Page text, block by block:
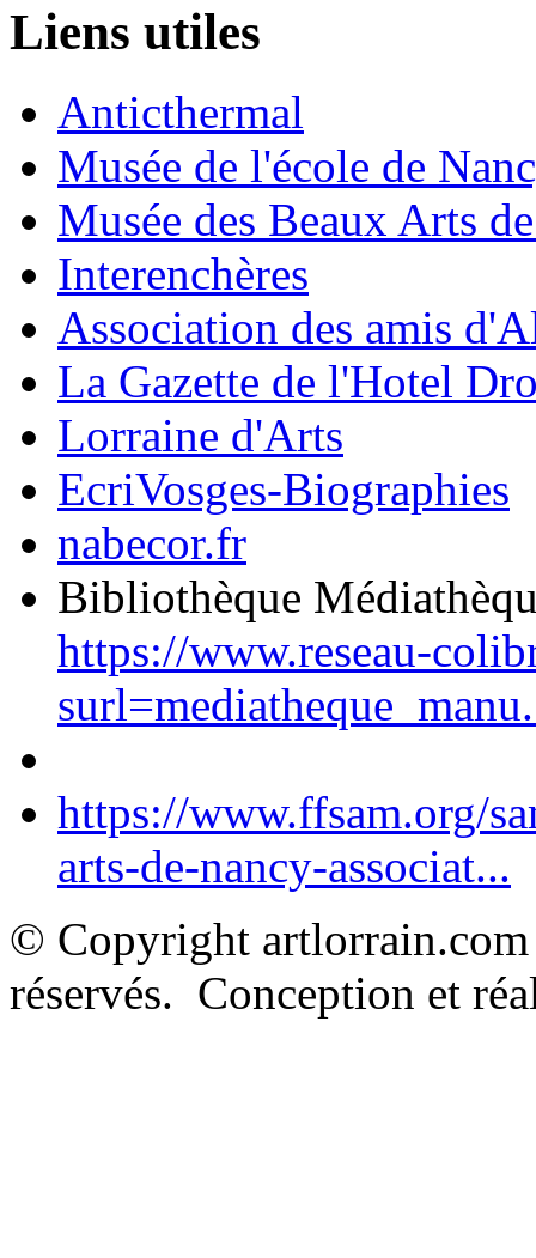
Liens utiles
Anticthermal
Musée de l'école de
Musée des Beaux Arts
Interenchères
Association des amis
La Gazette de l'Hotel
Lorraine d'Arts
EcriVosges-Biographies
nabecor.fr
Bibliothèque
https://www.reseau-
https://www.ffsam.org/
arts-de-nancy-associat...
© Copyright
réservés. Conception et